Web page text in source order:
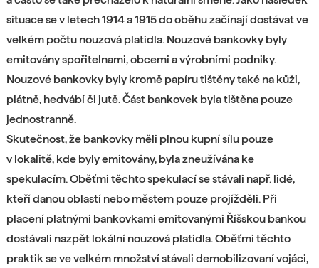
situace se v letech 1914 a 1915 do oběhu začínají dostávat ve
velkém počtu nouzová platidla. Nouzové bankovky byly
emitovány spořitelnami, obcemi a výrobními podniky.
Nouzové bankovky byly kromě papíru tištěny také na kůži,
plátně, hedvábí či jutě. Část bankovek byla tištěna pouze
jednostranně.
Skutečnost, že bankovky měli plnou kupní sílu pouze
v lokalitě, kde byly emitovány, byla zneužívána ke
spekulacím. Oběťmi těchto spekulací se stávali např. lidé,
kteří danou oblastí nebo městem pouze projížděli. Při
placení platnými bankovkami emitovanými Říšskou bankou
dostávali nazpět lokální nouzová platidla. Oběťmi těchto
praktik se ve velkém množství stávali demobilizovaní vojáci,